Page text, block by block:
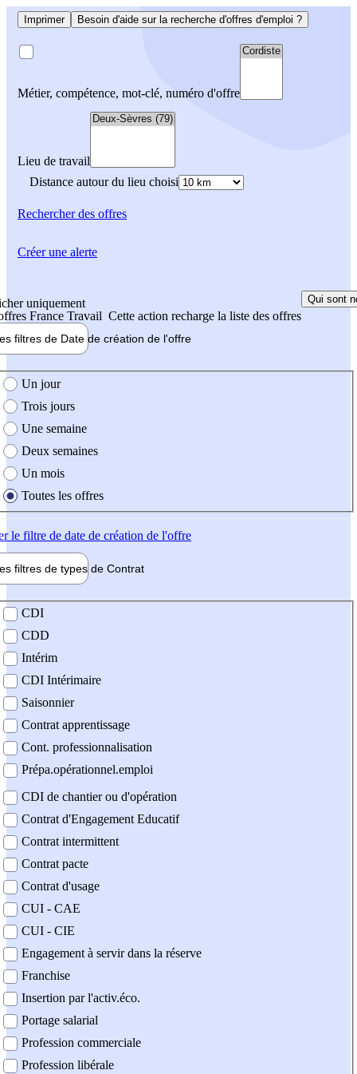
Imprimer Besoin d'aide sur la recherche d'offres d'emploi ?
Métier, compétence, mot-clé, numéro d'offre
Lieu de travail
Distance autour du lieu choisi
Rechercherdes offres
uniquement
France Travail Cette action recharge la liste des offres
Qui sont
filtres de Date de création de l'offre
création de l'offre
Un jour
Trois jours
Une semaine
Deux semaines
Un mois
Toutes les offres
le filtre de date de création de l'offre
filtres de types de Contrat
contrat
CDI
CDD
Intérim
CDI Intérimaire
Saisonnier
Contrat apprentissage
Cont. professionnalisation
Prépa.opérationnel.emploi
CDI de chantier ou d'opération
Contrat d'Engagement Educatif
Contrat intermittent
Contrat pacte
Contrat d'usage
CUI - CAE
CUI - CIE
Engagement à servir dans la réserve
Franchise
Insertion par l'activ.éco.
Portage salarial
Profession commerciale
Profession libérale
Créer une alerte